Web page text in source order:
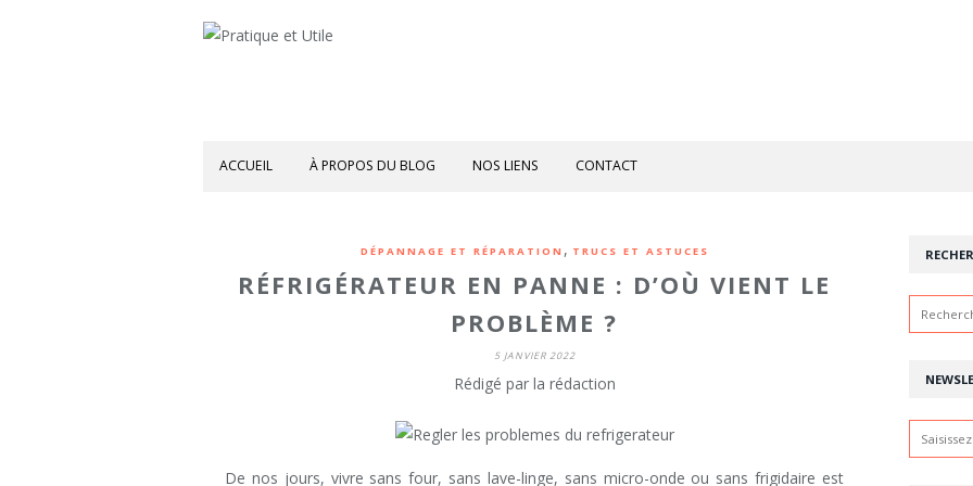
ACCUEIL À PROPOS DU BLOG NOS LIENS CONTACT
DÉPANNAGE ET RÉPARATION , TRUCS ET ASTUCES
RÉFRIGÉRATEUR EN PANNE : D’OÙ VIENT LE
PROBLÈME ?
5 JANVIER 2022
Rédigé par la rédaction
De nos jours, vivre sans four, sans lave-linge, sans micro-onde ou sans frigidaire est